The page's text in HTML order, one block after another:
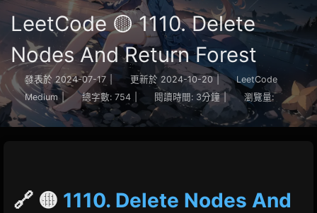
LeetCode 🟡 1110. Delete
Nodes And Return Forest
發表於 2024-07-17 | 更新於 2024-10-20 |
LeetCode
Medium | 總字數: 754 閱讀時間: 3分鐘 瀏覽量:
🔗 🟡 1110. Delete Nodes And